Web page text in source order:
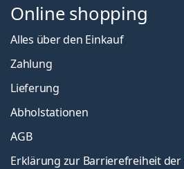
Online shopping
Alles über den Einkauf
Zahlung
Lieferung
Abholstationen
AGB
Erklärung zur Barrierefreiheit der